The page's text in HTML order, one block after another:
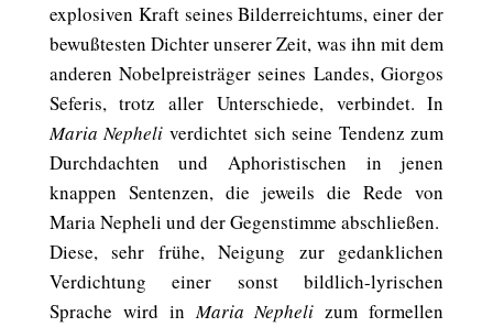
explosiven Kraft seines Bilderreichtums, einer der
bewußtesten Dichter unserer Zeit, was ihn mit dem
anderen Nobelpreisträger seines Landes, Giorgos
Seferis, trotz aller Unterschiede, verbindet. In
Maria Nepheli verdichtet sich seine Tendenz zum
Durchdachten und Aphoristischen in jenen
knappen Sentenzen, die jeweils die Rede von
Maria Nepheli und der Gegenstimme abschließen.
Diese, sehr frühe, Neigung zur gedanklichen
Verdichtung einer sonst bildlich-lyrischen
Sprache wird inMaria Nepheli zum formellen